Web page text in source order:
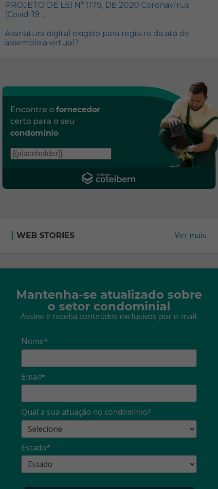
PROJETO DE LEI N° 1179, DE 2020 Coronavírus
(Covid-19 ...
Assinatura digital exigido para registro da ata de
assembleia virtual?
Encontre o fornecedor
certo para o seu
condomínio
WEB STORIES Ver mais
Mantenha-se atualizado sobre
o setor condominial
Assine e receba conteúdos exclusivos por e-mail:
Nome*
Email*
Qual a sua atuação no condomínio?
Estado*